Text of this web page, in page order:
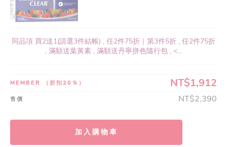
同品項 買2送1(請選3件結帳) , 任2件75折｜第3件5折 , 任2件75折
, 滿額送葉黃素 , 滿額送丹寧拼色隨行包 , <...
MEMBER （折扣20％） NT$1,912
售價 NT$2,390
加入購物車